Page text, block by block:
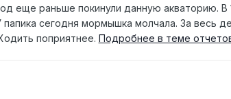
еще раньше покинули данную акваторию.
папика сегодня мормышка молчала. За весь
поприятнее. Подробнее в теме